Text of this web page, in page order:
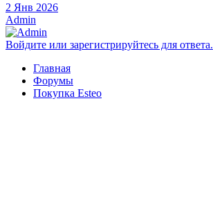
2 Янв 2026
Admin
Войдите или зарегистрируйтесь для ответа.
Главная
Форумы
Покупка Esteo